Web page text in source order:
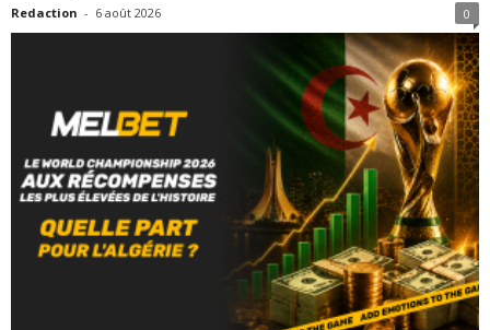
Redaction - 6 août 2026 0